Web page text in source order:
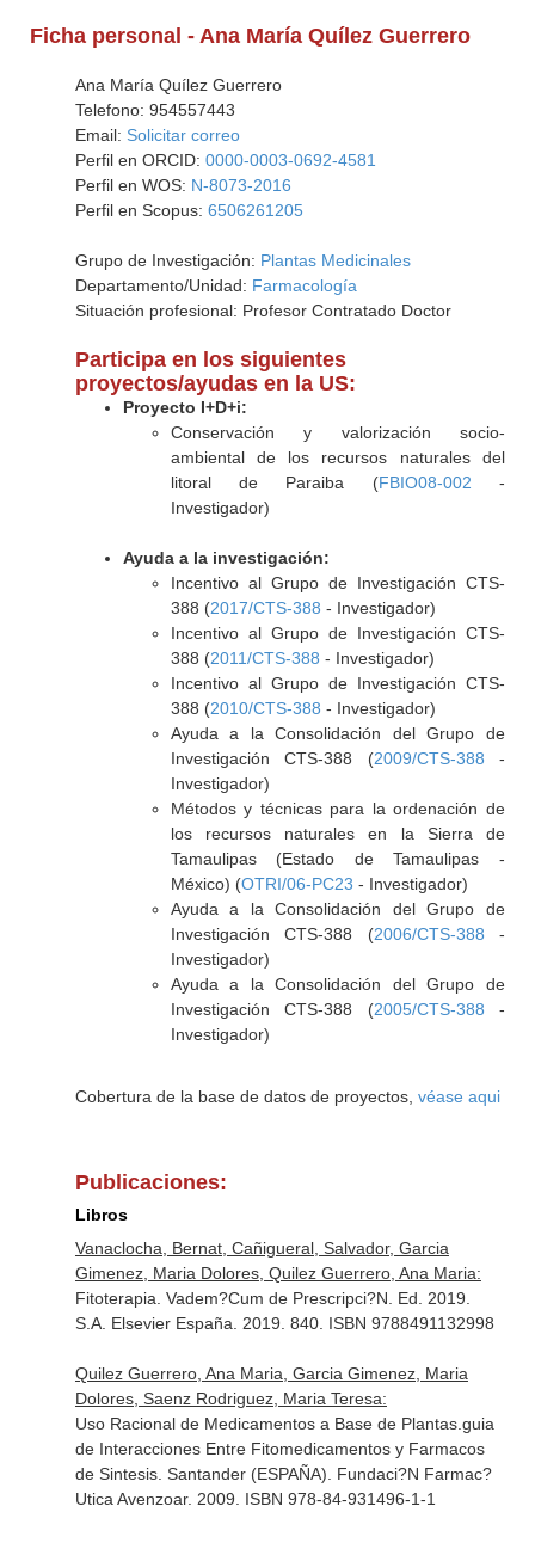
Ficha personal - Ana María Quílez Guerrero
Ana María Quílez Guerrero
Telefono: 954557443
Email: Solicitar correo
Perfil en ORCID: 0000-0003-0692-4581
Perfil en WOS: N-8073-2016
Perfil en Scopus: 6506261205
Grupo de Investigación: Plantas Medicinales
Departamento/Unidad: Farmacología
Situación profesional: Profesor Contratado Doctor
Participa en los siguientes
proyectos/ayudas en la US:
Proyecto I+D+i:
Conservación y valorización socio-
ambiental de los recursos naturales del
litoral de Paraiba (FBIO08-002 -
Investigador)
Ayuda a la investigación:
Incentivo al Grupo de Investigación CTS-
388 (2017/CTS-388 - Investigador)
Incentivo al Grupo de Investigación CTS-
388 (2011/CTS-388 - Investigador)
Incentivo al Grupo de Investigación CTS-
388 (2010/CTS-388 - Investigador)
Ayuda a la Consolidación del Grupo de
Investigación CTS-388 (2009/CTS-388 -
Investigador)
Métodos y técnicas para la ordenación de
los recursos naturales en la Sierra de
Tamaulipas (Estado de Tamaulipas -
México) (OTRI/06-PC23 - Investigador)
Ayuda a la Consolidación del Grupo de
Investigación CTS-388 (2006/CTS-388 -
Investigador)
Ayuda a la Consolidación del Grupo de
Investigación CTS-388 (2005/CTS-388 -
Investigador)
Cobertura de la base de datos de proyectos, véase aqui
Publicaciones:
Libros
Vanaclocha, Bernat, Cañigueral, Salvador, Garcia
Gimenez, Maria Dolores, Quilez Guerrero, Ana Maria:
Fitoterapia. Vadem?Cum de Prescripci?N. Ed. 2019.
S.A. Elsevier España. 2019. 840. ISBN 9788491132998
Quilez Guerrero, Ana Maria, Garcia Gimenez, Maria
Dolores, Saenz Rodriguez, Maria Teresa:
Uso Racional de Medicamentos a Base de Plantas.guia
de Interacciones Entre Fitomedicamentos y Farmacos
de Sintesis. Santander (ESPAÑA). Fundaci?N Farmac?
Utica Avenzoar. 2009. ISBN 978-84-931496-1-1